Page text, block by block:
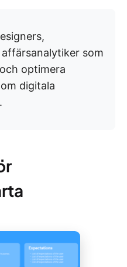
som
optimera
digitala